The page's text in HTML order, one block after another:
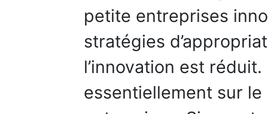
petite entreprises
stratégies
l’innovation est
essentiellement sur